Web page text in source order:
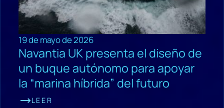
19 de mayo de 2026
Navantia UK presenta el diseño de
un buque autónomo para apoyar
la “marina híbrida” del futuro
LEER